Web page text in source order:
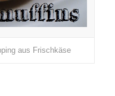
aus Frischkäse